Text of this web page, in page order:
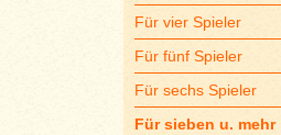
Für vier Spieler
Für fünf Spieler
Für sechs Spieler
Für sieben u. mehr